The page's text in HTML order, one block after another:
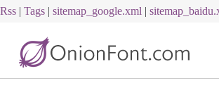
Rss | Tags | sitemap_google.xml |